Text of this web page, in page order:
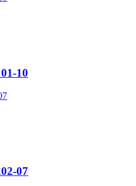
10
07